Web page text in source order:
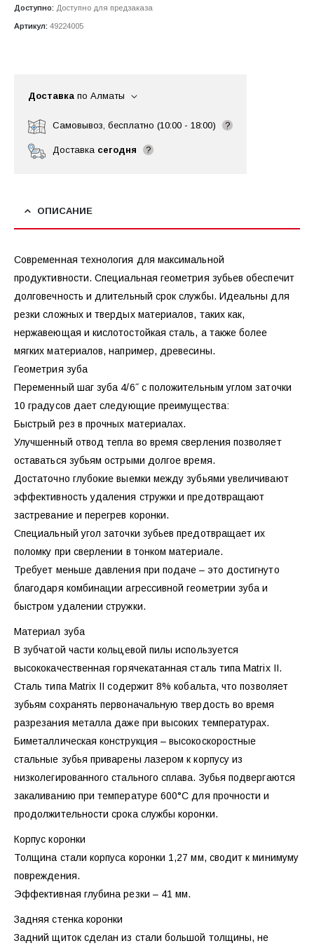
Доступно: Доступно для предзаказа
Артикул: 49224005
Доставка по Алматы
Самовывоз, бесплатно (10:00 - 18:00) ?
Доставка сегодня ?
ОПИСАНИЕ
Современная технология для максимальной
продуктивности. Специальная геометрия зубьев обеспечит
долговечность и длительный срок службы. Идеальны для
резки сложных и твердых материалов, таких как,
нержавеющая и кислотостойкая сталь, а также более
мягких материалов, например, древесины.
Геометрия зуба
Переменный шаг зуба 4/6˝ с положительным углом заточки
10 градусов дает следующие преимущества:
Быстрый рез в прочных материалах.
Улучшенный отвод тепла во время сверления позволяет
оставаться зубьям острыми долгое время.
Достаточно глубокие выемки между зубьями увеличивают
эффективность удаления стружки и предотвращают
застревание и перегрев коронки.
Специальный угол заточки зубьев предотвращает их
поломку при сверлении в тонком материале.
Требует меньше давления при подаче – это достигнуто
благодаря комбинации агрессивной геометрии зуба и
быстром удалении стружки.
Материал зуба
В зубчатой части кольцевой пилы используется
высококачественная горячекатанная сталь типа Matrix II.
Сталь типа Matrix II содержит 8% кобальта, что позволяет
зубьям сохранять первоначальную твердость во время
разрезания металла даже при высоких температурах.
Биметаллическая конструкция – высокоскоростные
стальные зубья приварены лазером к корпусу из
низколегированного стального сплава. Зубья подвергаются
закаливанию при температуре 600°С для прочности и
продолжительности срока службы коронки.
Корпус коронки
Толщина стали корпуса коронки 1,27 мм, сводит к минимуму
повреждения.
Эффективная глубина резки – 41 мм.
Задняя стенка коронки
Задний щиток сделан из стали большой толщины, не